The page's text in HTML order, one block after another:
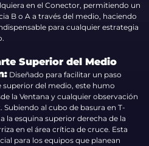
en el Conector, permitiendo un
B o A a través del medio, haciendo
para cualquier estrategia
Superior del Medio
Diseñado para facilitar un paso
superior del medio, este humo
la Ventana y cualquier observación
Subiendo al cubo de basura en T-
la esquina superior derecha de la
en el área crítica de cruce. Esta
para los equipos que planean